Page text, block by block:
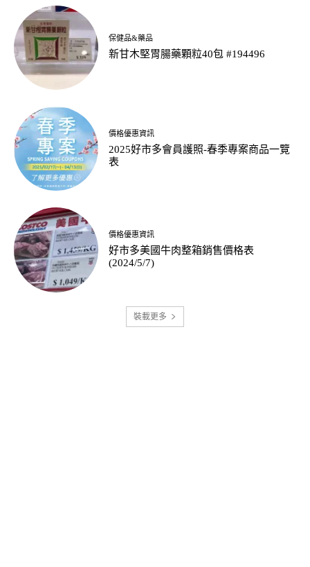
保健品&藥品
新甘木堅胃腸藥顆粒40包 #194496
價格優惠資訊
2025好市多會員護照-春季專案商品一覽
表
價格優惠資訊
好市多美國牛肉整箱銷售價格表
(2024/5/7)
裝載更多